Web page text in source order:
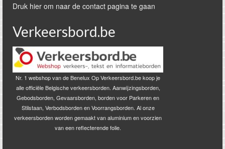
Druk hier om naar de contact pagina te gaan
Verkeersbord.be
Nr. 1 webshop van de Benelux Op Verkeersbord.be koop je
alle officiële Belgische verkeersborden. Aanwijzingsborden,
Gebodsborden, Gevaarsborden, borden voor Parkeren en
Stilstaan, Verbodsborden en Voorrangsborden. Al onze
verkeersborden worden gemaakt van aluminium en voorzien
van een reflecterende folie.